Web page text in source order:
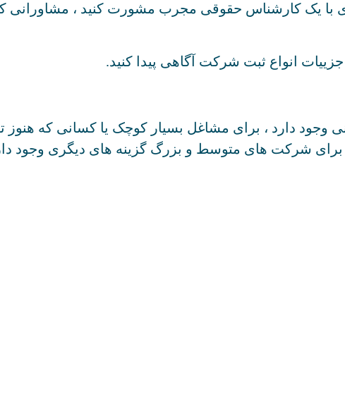
با یک کارشناس حقوقی مجرب مشورت کنید ، مشاورانی
انواع ثبت شرکت آگاهی پیدا کنید.
وجود دارد ، برای مشاغل بسیار کوچک یا کسانی که هنوز
شرکت های متوسط و بزرگ گزینه های دیگری وجود